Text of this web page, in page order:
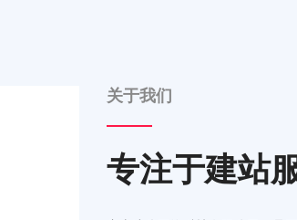
关于我们
专注于建站